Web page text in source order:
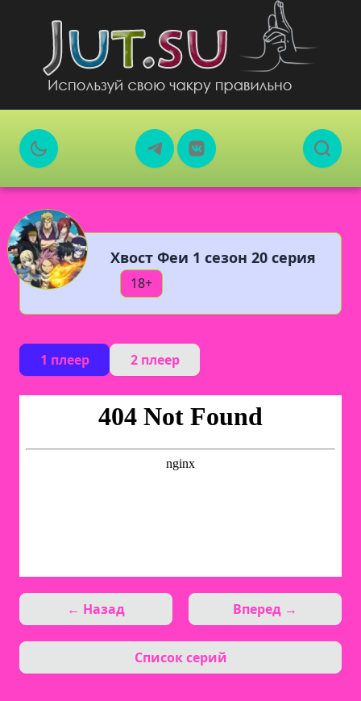
Хвост Феи 1 сезон 20 серия
18+
1 плеер 2 плеер
← Назад
Список серий
Вперед →